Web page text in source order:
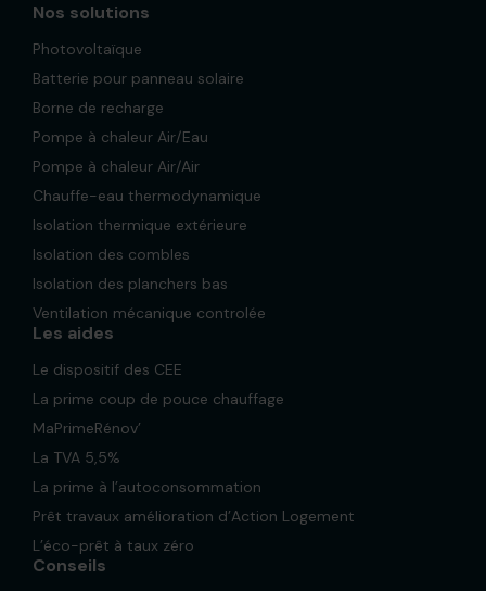
Nos solutions
Photovoltaïque
Batterie pour panneau solaire
Borne de recharge
Pompe à chaleur Air/Eau
Pompe à chaleur Air/Air
Chauffe-eau thermodynamique
Isolation thermique extérieure
Isolation des combles
Isolation des planchers bas
Ventilation mécanique controlée
Les aides
Le dispositif des CEE
La prime coup de pouce chauffage
MaPrimeRénov’
La TVA 5,5%
La prime à l’autoconsommation
Prêt travaux amélioration d’Action Logement
L’éco-prêt à taux zéro
Conseils